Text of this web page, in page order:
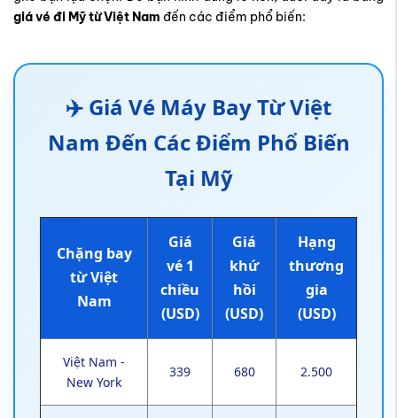
giá vé đi Mỹ từ Việt Nam đến các điểm phổ biến:
✈️ Giá Vé Máy Bay Từ Việt
Nam Đến Các Điểm Phổ Biến
Tại Mỹ
Chặng bay
từ Việt
Nam
Giá
vé 1
chiều
(USD)
Giá
khứ
hồi
(USD)
Hạng
thương
gia
(USD)
Việt Nam -
New York
339 680 2.500